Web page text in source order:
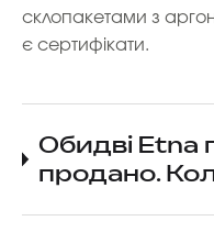
склопакетами з
є сертифікати.
Обидві Etna
продано.